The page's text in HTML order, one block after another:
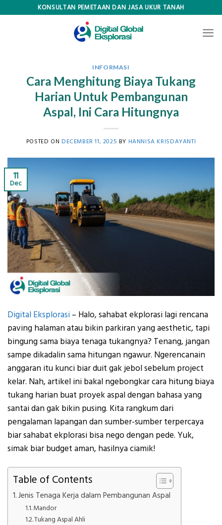
KONSULTAN PEMETAAN DAN JASA UKUR TANAH
INFORMASI
Cara Menghitung Biaya Tukang
Harian Untuk Pembangunan
Aspal, Ini Cara Hitungnya
POSTED ON DECEMBER 11, 2025 BY HANNISA KRISDAYANTI
11
Dec
Digital Eksplorasi – Halo, sahabat ekplorasi lagi rencana
paving halaman atau bikin parkiran yang aesthetic, tapi
bingung sama biaya tenaga tukangnya? Tenang, jangan
sampe dikadalin sama hitungan ngawur. Ngerencanain
anggaran itu kunci biar duit gak jebol sebelum project
kelar. Nah, artikel ini bakal ngebongkar cara hitung biaya
tukang harian buat proyek aspal dengan bahasa yang
santai dan gak bikin pusing. Kita rangkum dari
pengalaman lapangan dan sumber-sumber terpercaya
biar sahabat ekplorasi bisa nego dengan pede. Yuk,
simak biar budget aman, hasilnya ciamik!
Table of Contents
Jenis Tenaga Kerja dalam Pembangunan Aspal
Mandor
Tukang Aspal Ahli